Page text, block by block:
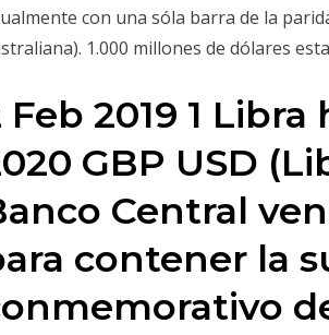
con una sóla barra de la
1.000 millones de dólares
Feb 2019 1
GBP USD
Central
contener la